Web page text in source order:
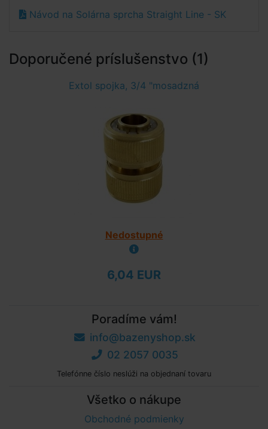
Návod na Solárna sprcha Straight Line - SK
Doporučené príslušenstvo (1)
Extol spojka, 3/4 "mosadzná
Nedostupné
6,04 EUR
Poradíme vám!
info@bazenyshop.sk
02 2057 0035
Telefónne číslo neslúži na objednaní tovaru
Všetko o nákupe
Obchodné podmienky